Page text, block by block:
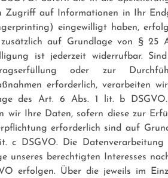
Zugriff auf Informationen in Ihr
eingewilligt haben,
auf Grundlage von § 25
ist jederzeit widerrufbar.
oder zur
erforderlich, verarbeiten
des Art. 6 Abs. 1 lit. b
wir Ihre Daten, sofern diese zur
erforderlich sind auf
c DSGVO. Die Datenverarbeitung
unseres berechtigten Interesses
erfolgen. Über die jeweils im